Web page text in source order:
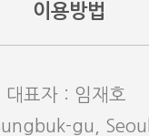
이용방법
표자 : 임재호
gu,